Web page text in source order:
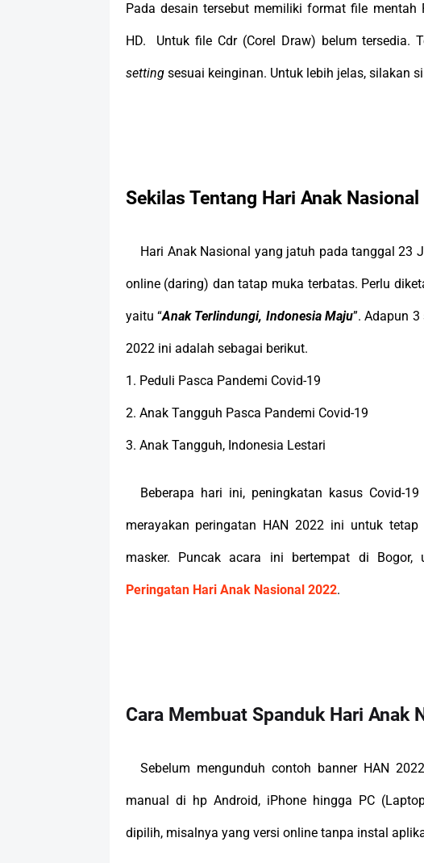
Pada desain tersebut memiliki format file
HD. Untuk file Cdr (Corel Draw) belum tersedia.
settingsesuai keinginan. Untuk lebih jelas, silakan
Sekilas Tentang Hari Anak
Hari Anak Nasional yang jatuh pada tanggal 23
online (daring) dan tatap muka terbatas. Perlu
yaitu “Anak Terlindungi, Indonesia Maju”. Adapun
2022 ini adalah sebagai berikut.
1. Peduli Pasca Pandemi Covid-19
2. Anak Tangguh Pasca Pandemi Covid-19
3. Anak Tangguh, Indonesia Lestari
Beberapa hari ini, peningkatan kasus Covid-
merayakan peringatan HAN 2022 ini untuk
masker. Puncak acara ini bertempat di
Peringatan Hari Anak Nasional 2022.
Cara Membuat Spanduk Hari Anak
Sebelum mengunduh contoh banner HAN
manual di hp Android, iPhone hingga PC
dipilih, misalnya yang versi online tanpa instal